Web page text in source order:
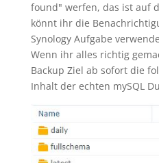
found" werfen, das ist auf
könnt ihr die
Synology Aufgabe
Wenn ihr alles richtig
Backup Ziel ab sofort die
Inhalt der echten mySQL